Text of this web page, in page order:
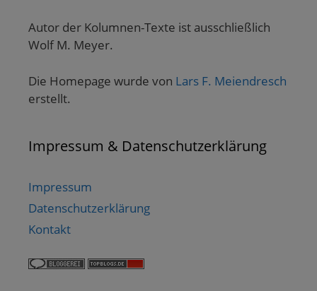
Autor der Kolumnen-Texte ist ausschließlich
Wolf M. Meyer.
Die Homepage wurde von Lars F. Meiendresch
erstellt.
Impressum & Datenschutzerklärung
Impressum
Datenschutzerklärung
Kontakt